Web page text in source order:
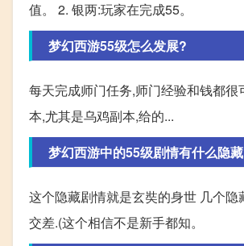
值。 2. 银两:玩家在完成55。
梦幻西游55级怎么发展?
每天完成师门任务,师门经验和钱都
本,尤其是乌鸡副本,给的...
梦幻西游中的55级剧情有什么隐
这个隐藏剧情就是玄奘的身世 几个
交差.(这个相信不是新手都知。